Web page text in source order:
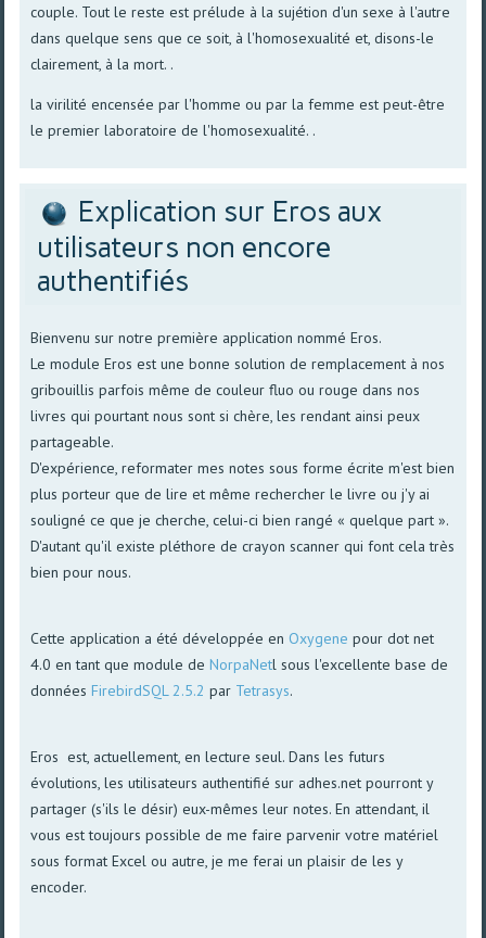
couple. Tout le reste est prélude à la sujétion d'un sexe à l'autre
dans quelque sens que ce soit, à l'homosexualité et, disons-le
clairement, à la mort. .
la virilité encensée par l'homme ou par la femme est peut-être
le premier laboratoire de l'homosexualité. .
Explication sur Eros aux
utilisateurs non encore
authentifiés
Bienvenu sur notre première application nommé Eros.
Le module Eros est une bonne solution de remplacement à nos
gribouillis parfois même de couleur fluo ou rouge dans nos
livres qui pourtant nous sont si chère, les rendant ainsi peux
partageable.
D'expérience, reformater mes notes sous forme écrite m'est bien
plus porteur que de lire et même rechercher le livre ou j'y ai
souligné ce que je cherche, celui-ci bien rangé « quelque part ».
D'autant qu'il existe pléthore de crayon scanner qui font cela très
bien pour nous.
Cette application a été développée en Oxygene pour dot net
4.0 en tant que module deNorpaNetl sous l'excellente base de
donnéesFirebirdSQL 2.5.2 par Tetrasys.
Eros est, actuellement, en lecture seul. Dans les futurs
évolutions, les utilisateurs authentifié sur adhes.net pourront y
partager (s'ils le désir) eux-mêmes leur notes. En attendant, il
vous est toujours possible de me faire parvenir votre matériel
sous format Excel ou autre, je me ferai un plaisir de les y
encoder.